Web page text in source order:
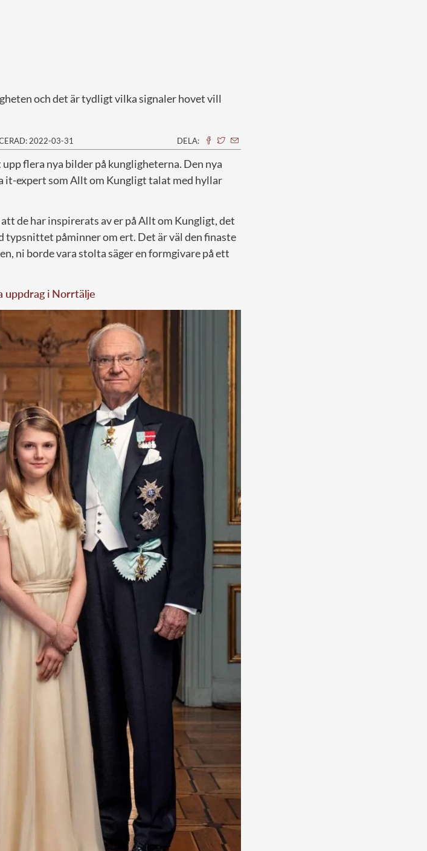
och det är tydligt vilka signaler hovet vill
2022-03-31 DELA:
flera nya bilder på kungligheterna. Den nya
it-expert som Allt om Kungligt talat med hyllar
de har inspirerats av er på Allt om Kungligt, det
typsnittet påminner om ert. Det är väl den finaste
ni borde vara stolta säger en formgivare på ett
uppdrag i Norrtälje